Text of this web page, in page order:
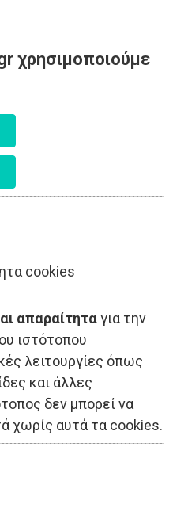
χρησιμοποιούμε
cookies
απαραίτηταγια την
ιστότοπου
λειτουργίες όπως
και άλλες
δεν μπορεί να
χωρίς αυτά τα cookies.